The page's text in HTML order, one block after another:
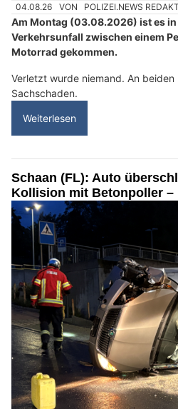
04.08.26 VON POLIZEI.NEWS
Am Montag (03.08.2026) ist es in
Verkehrsunfall zwischen einem
Motorrad gekommen.
Verletzt wurde niemand. An
Sachschaden.
Weiterlesen
Schaan (FL): Auto
Kollision mit Betonpoller –